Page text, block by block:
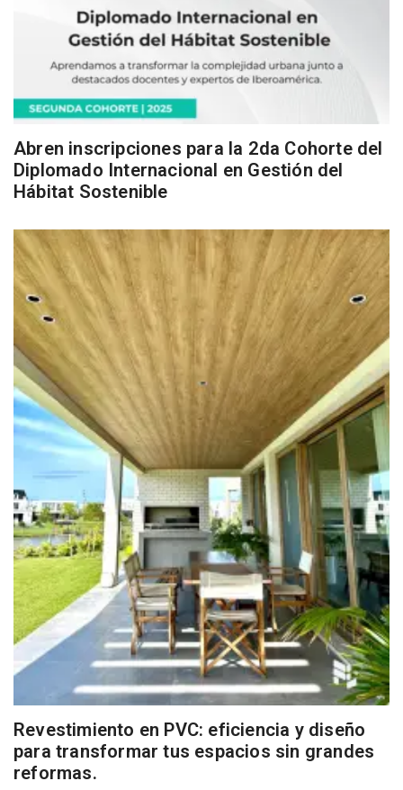
Abren inscripciones para la 2da Cohorte del
Diplomado Internacional en Gestión del
Hábitat Sostenible
Revestimiento en PVC: eficiencia y diseño
para transformar tus espacios sin grandes
reformas.